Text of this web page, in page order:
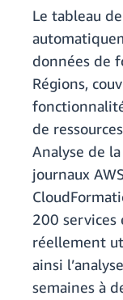
Le tableau
données de
Régions,
de
Analyse de
journaux
200 services
réellement
ainsi
semaines à